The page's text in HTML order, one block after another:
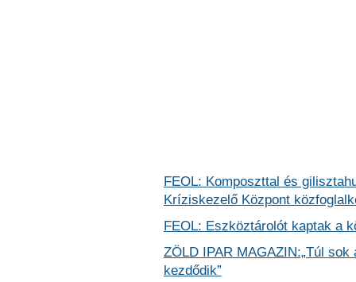
FEOL: Komposzttal és
Kríziskezelő Központ
FEOL: Eszköztárolót kaptak a
ZÖLD IPAR MAGAZIN:„Túl
kezdődik”